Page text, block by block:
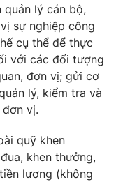
số 483/GP-BTTTT
Quốc Thắng,
quản lý cán bộ,
sự nghiệp công
cụ thể để thực
với các đối tượng
đơn vị; gửi cơ
lý, kiểm tra và
vị.
quỹ khen
khen thưởng,
lương (không